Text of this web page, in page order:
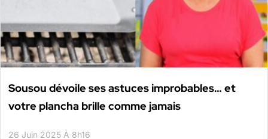
Sousou dévoile ses astuces improbables… et
votre plancha brille comme jamais
26 Juin 2025 À 8h16